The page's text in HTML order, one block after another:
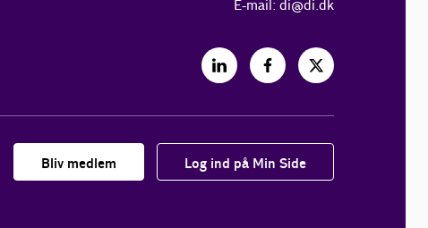
E-mail: di@di.dk
Bliv medlem Log ind på Min Side